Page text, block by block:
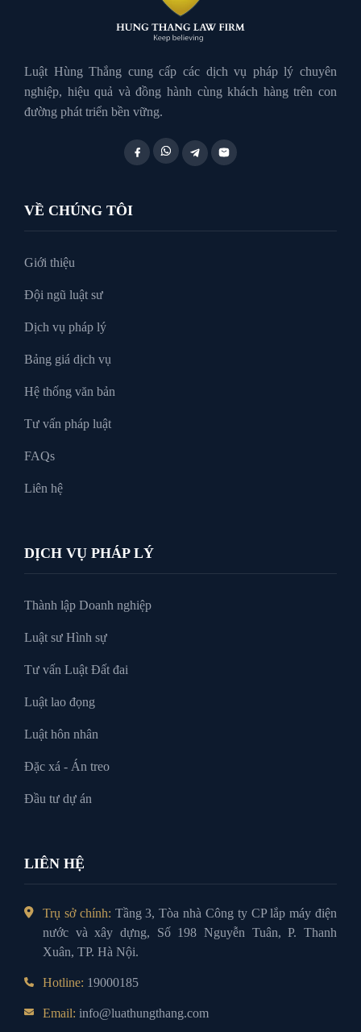
Luật Hành Chính
Luật Hôn Nhân Gia Đình
Xin tại ngoại
Luật Hùng Thắng cung cấp các dịch vụ pháp lý chuyên
nghiệp, hiệu quả và đồng hành cùng khách hàng trên con
đường phát triển bền vững.
VỀ CHÚNG TÔI
Giới thiệu
Đội ngũ luật sư
Dịch vụ pháp lý
Bảng giá dịch vụ
Hệ thống văn bản
Tư vấn pháp luật
FAQs
Liên hệ
DỊCH VỤ PHÁP LÝ
Thành lập Doanh nghiệp
Luật sư Hình sự
Tư vấn Luật Đất đai
Luật lao đọng
Luật hôn nhân
Đặc xá - Án treo
Đầu tư dự án
LIÊN HỆ
Trụ sở chính: Tầng 3, Tòa nhà Công ty CP lắp máy điện
nước và xây dựng, Số 198 Nguyễn Tuân, P. Thanh
Xuân, TP. Hà Nội.
Hotline: 19000185
Email: info@luathungthang.com